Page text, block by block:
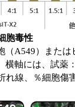
胞毒性
（A549）また
横軸には、試薬
れ線、％細胞傷